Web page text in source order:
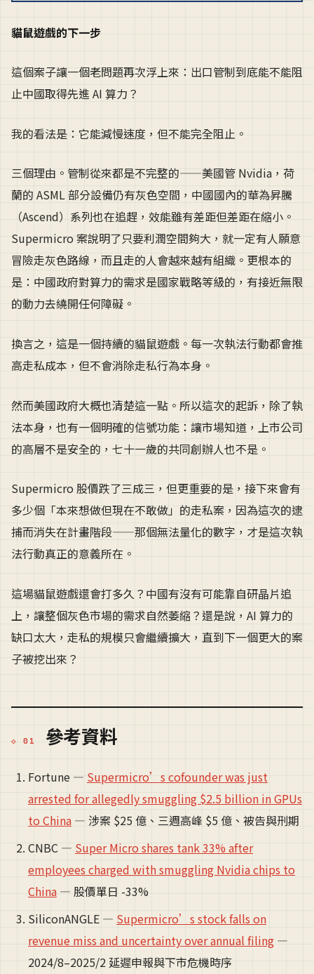
貓鼠遊戲的下一步
這個案子讓一個老問題再次浮上來：出口管制到底能不能阻
止中國取得先進 AI 算力？
我的看法是：它能減慢速度，但不能完全阻止。
三個理由。管制從來都是不完整的——美國管 Nvidia，荷
蘭的 ASML 部分設備仍有灰色空間，中國國內的華為昇騰
（Ascend）系列也在追趕，效能雖有差距但差距在縮小。
Supermicro 案說明了只要利潤空間夠大，就一定有人願意
冒險走灰色路線，而且走的人會越來越有組織。更根本的
是：中國政府對算力的需求是國家戰略等級的，有接近無限
的動力去繞開任何障礙。
換言之，這是一個持續的貓鼠遊戲。每一次執法行動都會推
高走私成本，但不會消除走私行為本身。
然而美國政府大概也清楚這一點。所以這次的起訴，除了執
法本身，也有一個明確的信號功能：讓市場知道，上市公司
的高層不是安全的，七十一歲的共同創辦人也不是。
Supermicro 股價跌了三成三，但更重要的是，接下來會有
多少個「本來想做但現在不敢做」的走私案，因為這次的逮
捕而消失在計畫階段——那個無法量化的數字，才是這次執
法行動真正的意義所在。
這場貓鼠遊戲還會打多久？中國有沒有可能靠自研晶片追
上，讓整個灰色市場的需求自然萎縮？還是說，AI 算力的
缺口太大，走私的規模只會繼續擴大，直到下一個更大的案
子被挖出來？
參考資料
Fortune — Supermicro’s cofounder was just
arrested for allegedly smuggling $2.5 billion in GPUs
to China — 涉案 $25 億、三週高峰 $5 億、被告與刑期
CNBC — Super Micro shares tank 33% after
employees charged with smuggling Nvidia chips to
China — 股價單日 -33%
SiliconANGLE — Supermicro’s stock falls on
revenue miss and uncertainty over annual filing —
2024/8–2025/2 延遲申報與下市危機時序